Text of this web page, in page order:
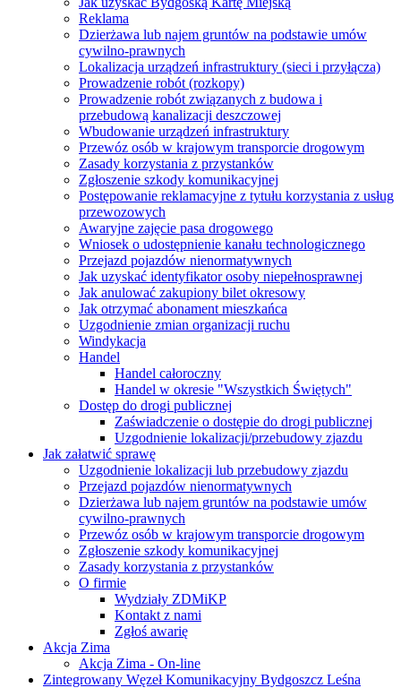
Reklama
Dzierżawa lub najem gruntów na podstawie umów
cywilno-prawnych
Lokalizacja urządzeń infrastruktury (sieci i przyłącza)
Prowadzenie robót (rozkopy)
Prowadzenie robót związanych z budowa i
przebudową kanalizacji deszczowej
Wbudowanie urządzeń infrastruktury
Przewóz osób w krajowym transporcie drogowym
Zasady korzystania z przystanków
Zgłoszenie szkody komunikacyjnej
Postępowanie reklamacyjne z tytułu korzystania z usług
przewozowych
Awaryjne zajęcie pasa drogowego
Wniosek o udostępnienie kanału technologicznego
Przejazd pojazdów nienormatywnych
Jak uzyskać identyfikator osoby niepełnosprawnej
Jak anulować zakupiony bilet okresowy
Jak otrzymać abonament mieszkańca
Uzgodnienie zmian organizacji ruchu
Windykacja
Handel
Handel całoroczny
Handel w okresie "Wszystkich Świętych"
Dostęp do drogi publicznej
Zaświadczenie o dostępie do drogi publicznej
Uzgodnienie lokalizacji/przebudowy zjazdu
Jak załatwić sprawę
Uzgodnienie lokalizacji lub przebudowy zjazdu
Przejazd pojazdów nienormatywnych
Dzierżawa lub najem gruntów na podstawie umów
cywilno-prawnych
Przewóz osób w krajowym transporcie drogowym
Zgłoszenie szkody komunikacyjnej
Zasady korzystania z przystanków
O firmie
Wydziały ZDMiKP
Kontakt z nami
Zgłoś awarię
Akcja Zima
Akcja Zima - On-line
Zintegrowany Węzeł Komunikacyjny Bydgoszcz Leśna